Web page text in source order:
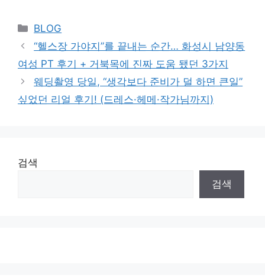
Categories
BLOG
“헬스장 가야지”를 끝내는 순간… 화성시 남양동
여성 PT 후기 + 거북목에 진짜 도움 됐던 3가지
웨딩촬영 당일, “생각보다 준비가 덜 하면 큰일”
싶었던 리얼 후기! (드레스·헤메·작가님까지)
검색
검색